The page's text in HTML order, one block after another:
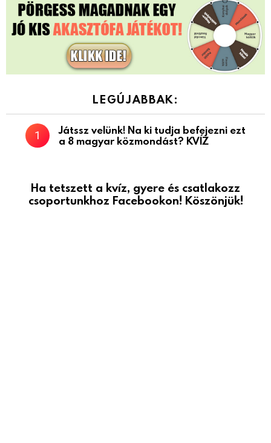
LEGÚJABBAK:
Játssz velünk! Na ki tudja befejezni ezt
a 8 magyar közmondást? KVÍZ
Ha tetszett a kvíz, gyere és csatlakozz
csoportunkhoz Facebookon! Köszönjük!